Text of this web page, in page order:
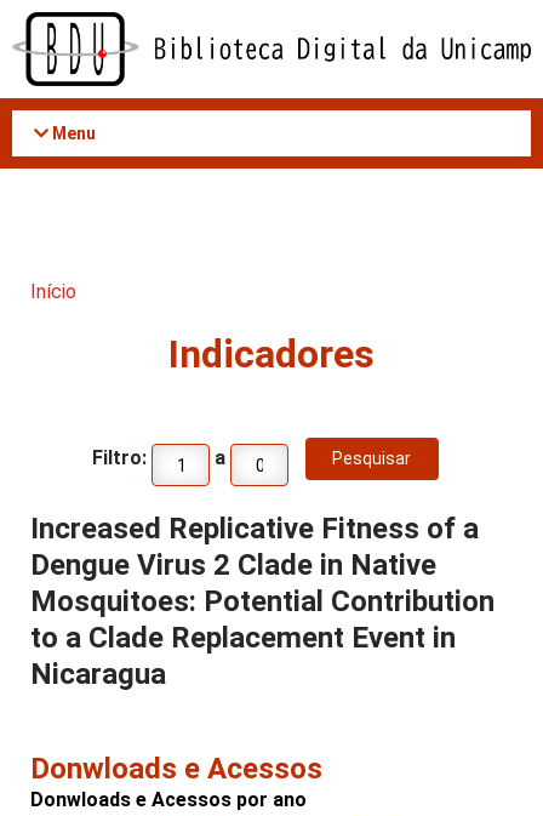
Acessar
conteúdo
Menu
Início
Indicadores
Filtro: a
Increased Replicative Fitness of a
Dengue Virus 2 Clade in Native
Mosquitoes: Potential Contribution
to a Clade Replacement Event in
Nicaragua
Donwloads e Acessos
Donwloads e Acessos por ano